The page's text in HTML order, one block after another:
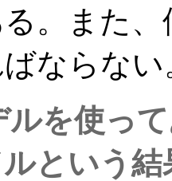
。また
ならない
ルを使っ
という